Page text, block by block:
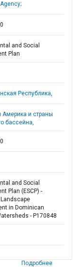
and Social
Plan
Республика,
Америка и страны
бассейна,
and Social
Plan (ESCP) -
in Dominican
- P170848
Подробнее